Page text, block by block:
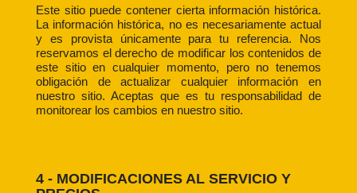
Este sitio puede contener cierta información histórica.
La información histórica, no es necesariamente actual
y es provista únicamente para tu referencia. Nos
reservamos el derecho de modificar los contenidos de
este sitio en cualquier momento, pero no tenemos
obligación de actualizar cualquier información en
nuestro sitio. Aceptas que es tu responsabilidad de
monitorear los cambios en nuestro sitio.
4 - MODIFICACIONES AL SERVICIO Y